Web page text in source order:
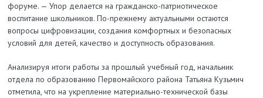
форуме. — Упор делается на гражданско-патриотическое
воспитание школьников. По-прежнему актуальными остаются
вопросы цифровизации, создания комфортных и безопасных
условий для детей, качество и доступность образования.
Анализируя итоги работы за прошлый учебный год, начальник
отдела по образованию Первомайского района Татьяна Кузьмич
отметила, что на укреп­ление материально-технической базы